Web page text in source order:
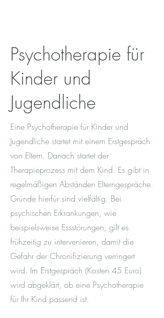
Psychotherapie für
Kinder und
Jugendliche
Eine Psychotherapie für Kinder und
Jugendliche startet mit einem Erstgespräch
von Eltern. Danach startet der
Therapieprozess mit dem Kind. Es gibt in
regelmäßigen Abständen Elterngespräche.
Gründe hierfür sind vielfältig. Bei
psychischen Erkrankungen, wie
beispielsweise Essstörungen, gilt es
frühzeitig zu intervenieren, damit die
Gefahr der Chronifizierung verringert
wird. Im Erstgespräch (Kosten 45 Euro)
wird abgeklärt, ob eine Psychotherapie
für Ihr Kind passend ist.